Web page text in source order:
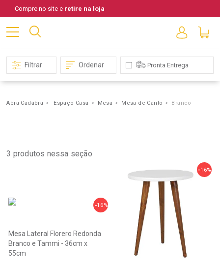
Compre no site e retire na loja
Abra Cadabra Espaço Casa Mesa Mesa de Canto Branco
Filtrar Ordenar Pronta Entrega
3 produtos nessa seção
16%
Mesa Lateral Florero Redonda
Branco e Tammi - 36cm x
55cm
16%